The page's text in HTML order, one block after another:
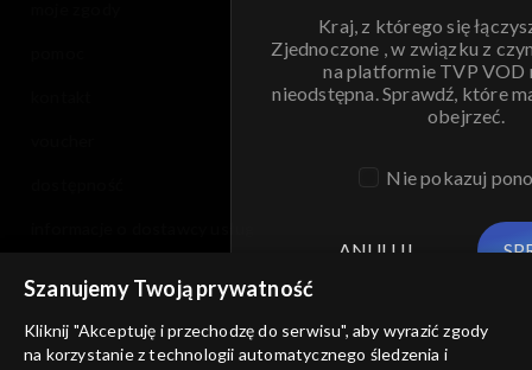
Kraj, z którego się
Zjednoczone , w związku z
na platformie TVP VOD
nieodstępna. Sprawdź, które
obejrzeć.
Nie pokazuj
ANULUJ
Szanujemy Twoją prywatność
Kliknij "Akceptuję i przechodzę do serwisu", aby wyrazić zgody
na korzystanie z technologii automatycznego śledzenia i